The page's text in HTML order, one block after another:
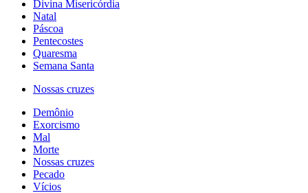
Divina Misericórdia
Natal
Páscoa
Pentecostes
Quaresma
Semana Santa
Nossas cruzes
Demônio
Exorcismo
Mal
Morte
Nossas cruzes
Pecado
Vícios